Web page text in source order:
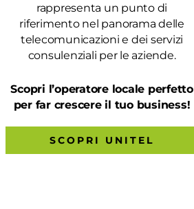
rappresenta un punto di
riferimento nel panorama delle
telecomunicazioni e dei servizi
consulenziali per le aziende.
Scopri l’operatore locale perfetto
per far crescere il tuo business!
SCOPRI UNITEL